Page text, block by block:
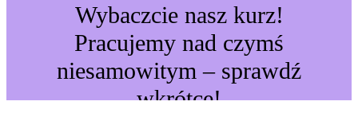
Wybaczcie nasz kurz!
Pracujemy nad czymś
niesamowitym – sprawdź
wkrótce!